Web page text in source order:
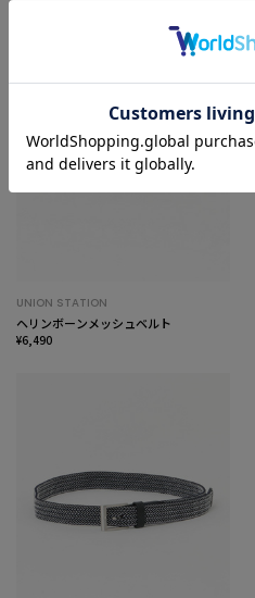
UNION STATION
ヘリンボーンメッシュベルト
¥6,490